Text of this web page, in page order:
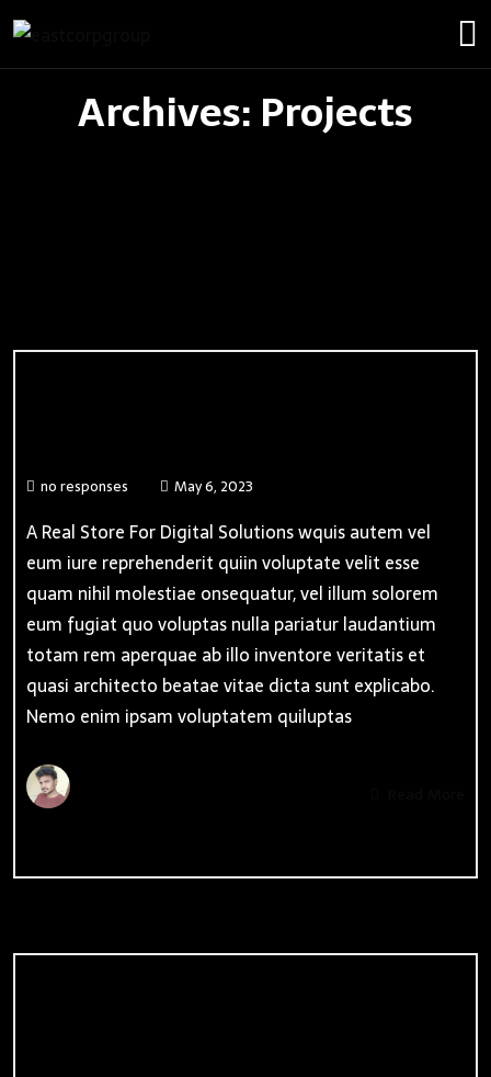
Archives: Projects
no responses May 6, 2023
A Real Store For Digital Solutions wquis autem vel
eum iure reprehenderit quiin voluptate velit esse
quam nihil molestiae onsequatur, vel illum solorem
eum fugiat quo voluptas nulla pariatur laudantium
totam rem aperquae ab illo inventore veritatis et
quasi architecto beatae vitae dicta sunt explicabo.
Nemo enim ipsam voluptatem quiluptas